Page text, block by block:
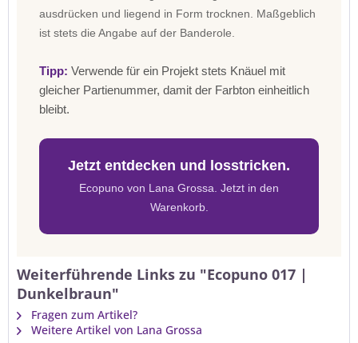
ausdrücken und liegend in Form trocknen. Maßgeblich
ist stets die Angabe auf der Banderole.
Tipp: Verwende für ein Projekt stets Knäuel mit
gleicher Partienummer, damit der Farbton einheitlich
bleibt.
Jetzt entdecken und losstricken.
Ecopuno von Lana Grossa. Jetzt in den
Warenkorb.
Weiterführende Links zu "Ecopuno 017 |
Dunkelbraun"
Fragen zum Artikel?
Weitere Artikel von Lana Grossa